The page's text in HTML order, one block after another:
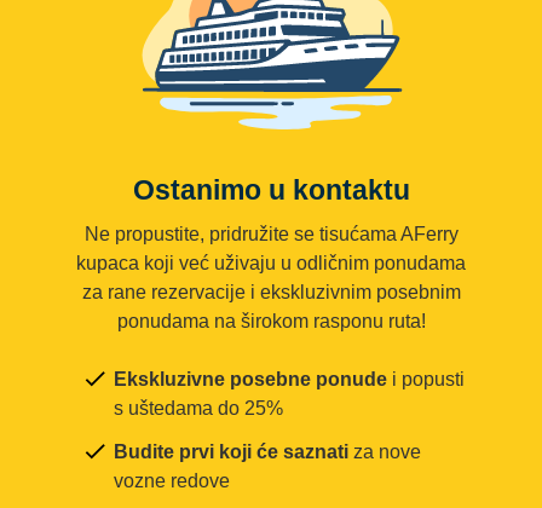
Ostanimo u kontaktu
Ne propustite, pridružite se tisućama AFerry
kupaca koji već uživaju u odličnim ponudama
za rane rezervacije i ekskluzivnim posebnim
ponudama na širokom rasponu ruta!
Ekskluzivne posebne ponude i popusti
s uštedama do 25%
Budite prvi koji će saznati za nove
vozne redove